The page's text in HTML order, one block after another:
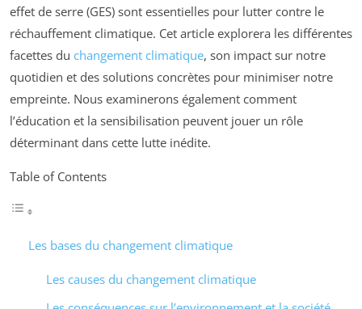
effet de serre (GES) sont essentielles pour lutter contre le
réchauffement climatique. Cet article explorera les différentes
facettes du changement climatique, son impact sur notre
quotidien et des solutions concrètes pour minimiser notre
empreinte. Nous examinerons également comment
l’éducation et la sensibilisation peuvent jouer un rôle
déterminant dans cette lutte inédite.
Table of Contents
Les bases du changement climatique
Les causes du changement climatique